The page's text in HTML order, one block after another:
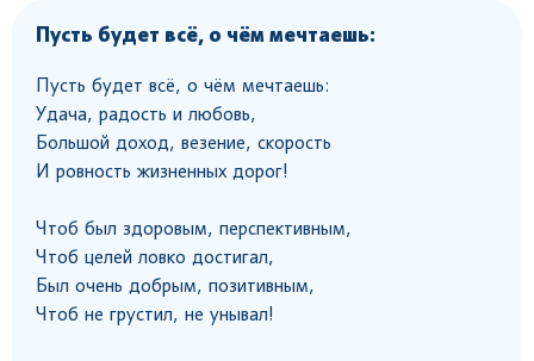
Пусть будет всё, о чём мечтаешь:
Пусть будет всё, о чём мечтаешь:
Удача, радость и любовь,
Большой доход, везение, скорость
И ровность жизненных дорог!
Чтоб был здоровым, перспективным,
Чтоб целей ловко достигал,
Был очень добрым, позитивным,
Чтоб не грустил, не унывал!